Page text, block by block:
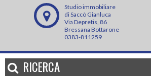
Studio immobiliare
di Saccò Gianluca
Via Depretis, 86
Bressana Bottarone
0383-811259
RICERCA